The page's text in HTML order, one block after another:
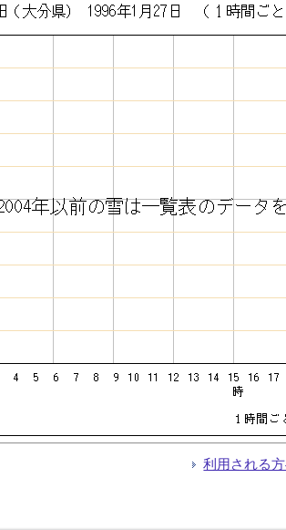
利用される